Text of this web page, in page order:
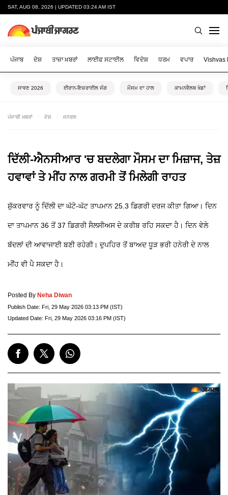
SAT, AUG 08, 2026 | UPDATED 03:24 AM IST
ਪੰਜਾਬ ਦੇਸ਼ ਤਾਜ਼ਾ ਖ਼ਬਰਾਂ ਲਾਈਫ ਸਟਾਈਲ ਵਿਦੇਸ਼ ਧਰਮ ਵਪਾਰ Vishvas
ਸਾਵਣ 2026 ਈਰਾਨ-ਇਜ਼ਰਾਈਲ ਜੰਗ ਮੌਸਮ ਦਾ ਹਾਲ ਕਾਮਨਵੈਲਥ ਖੇਡਾਂ
ਪੰਜਾਬੀ ਖ਼ਬਰਾਂ ਦੇਸ਼ ਜਨਰਲ
ਦਿੱਲੀ-ਐਨਸੀਆਰ 'ਚ ਬਦਲੇਗਾ ਮੌਸਮ ਦਾ ਮਿਜ਼ਾਜ, ਤੇਜ਼
ਹਵਾਵਾਂ ਤੇ ਮੀਂਹ ਨਾਲ ਗਰਮੀ ਤੋਂ ਮਿਲੇਗੀ ਰਾਹਤ
ਸ਼ੁੱਕਰਵਾਰ ਨੂੰ ਦਿੱਲੀ ਦਾ ਘੱਟੋ-ਘੱਟ ਤਾਪਮਾਨ 25.3 ਡਿਗਰੀ ਦਰਜ ਕੀਤਾ ਗਿਆ। ਦਿਨ
ਦਾ ਤਾਪਮਾਨ 36 ਤੋਂ 37 ਡਿਗਰੀ ਸੈਲਸੀਅਸ ਦੇ ਕਰੀਬ ਰਹਿ ਸਕਦਾ ਹੈ। ਦਿਨ ਵੇਲੇ
ਬੱਦਲਾਂ ਦੀ ਆਵਾਜਾਈ ਬਣੀ ਰਹੇਗੀ। ਦੁਪਹਿਰ ਤੋਂ ਬਾਅਦ ਧੂੜ ਭਰੀ ਹਨੇਰੀ ਦੇ ਨਾਲ
ਮੀਂਹ ਵੀ ਪੈ ਸਕਦਾ ਹੈ।
Posted By Neha Diwan
Publish Date: Fri, 29 May 2026 03:13 PM (IST)
Updated Date: Fri, 29 May 2026 03:16 PM (IST)